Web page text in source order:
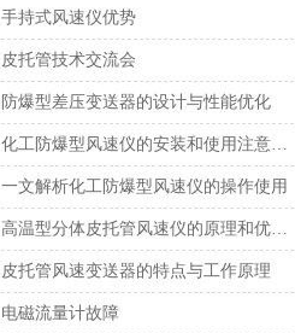
手持式风速仪优势
皮托管技术交流会
防爆型差压变送器的设计与性能优化
化工防爆型风速仪的安装和使用注意事项
一文解析化工防爆型风速仪的操作使用
高温型分体皮托管风速仪的原理和优势介绍
皮托管风速变送器的特点与工作原理
电磁流量计故障